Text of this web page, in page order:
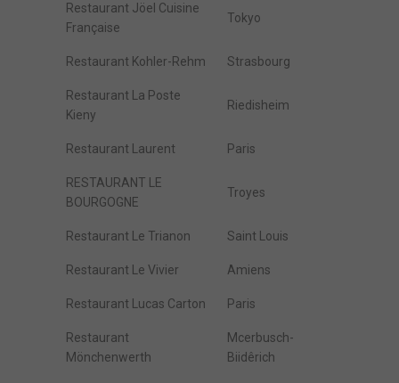
Restaurant Jöel Cuisine
Française
Tokyo
Restaurant Kohler-Rehm Strasbourg
Restaurant La Poste
Kieny
Riedisheim
Restaurant Laurent Paris
RESTAURANT LE
BOURGOGNE
Troyes
Restaurant Le Trianon Saint Louis
Restaurant Le Vivier Amiens
Restaurant Lucas Carton Paris
Restaurant
Mönchenwerth
Mcerbusch-
Biidêrich